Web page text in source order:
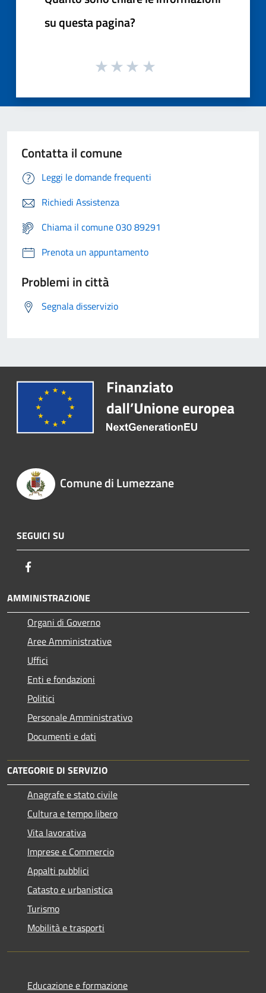
su questa pagina?
Contatta il comune
Leggi le domande frequenti
Richiedi Assistenza
Chiama il comune 030 89291
Prenota un appuntamento
Problemi in città
Segnala disservizio
Comune di Lumezzane
SEGUICI SU
AMMINISTRAZIONE
Organi di Governo
Aree Amministrative
Uffici
Enti e fondazioni
Politici
Personale Amministrativo
Documenti e dati
CATEGORIE DI SERVIZIO
Anagrafe e stato civile
Cultura e tempo libero
Vita lavorativa
Imprese e Commercio
Appalti pubblici
Catasto e urbanistica
Turismo
Mobilità e trasporti
Educazione e formazione